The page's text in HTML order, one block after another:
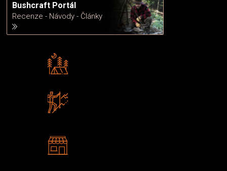
Bushcraft Portál
Recenze - Návody - Články